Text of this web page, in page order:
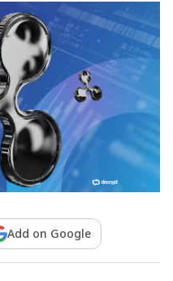
Add on Google